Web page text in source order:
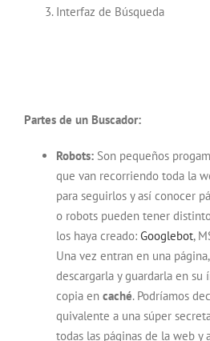
Interfaz de Búsqueda
Partes de un Buscador:
Robots: Son pequeños
que van recorriendo toda la
para seguirlos y así conocer
o robots pueden tener
los haya creado: Googlebot,
Una vez entran en una
descargarla y guardarla en su
copia en caché. Podríamos
quivalente a una súper
todas las páginas de la web y